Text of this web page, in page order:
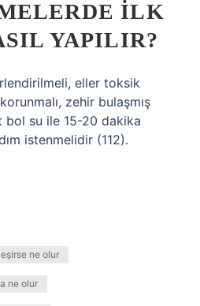
ILK
YAPILIR?
eller toksik
zehir bulaşmış
bol su ile 15-20 dakika
istenmelidir (112).
ne olur
ne olur